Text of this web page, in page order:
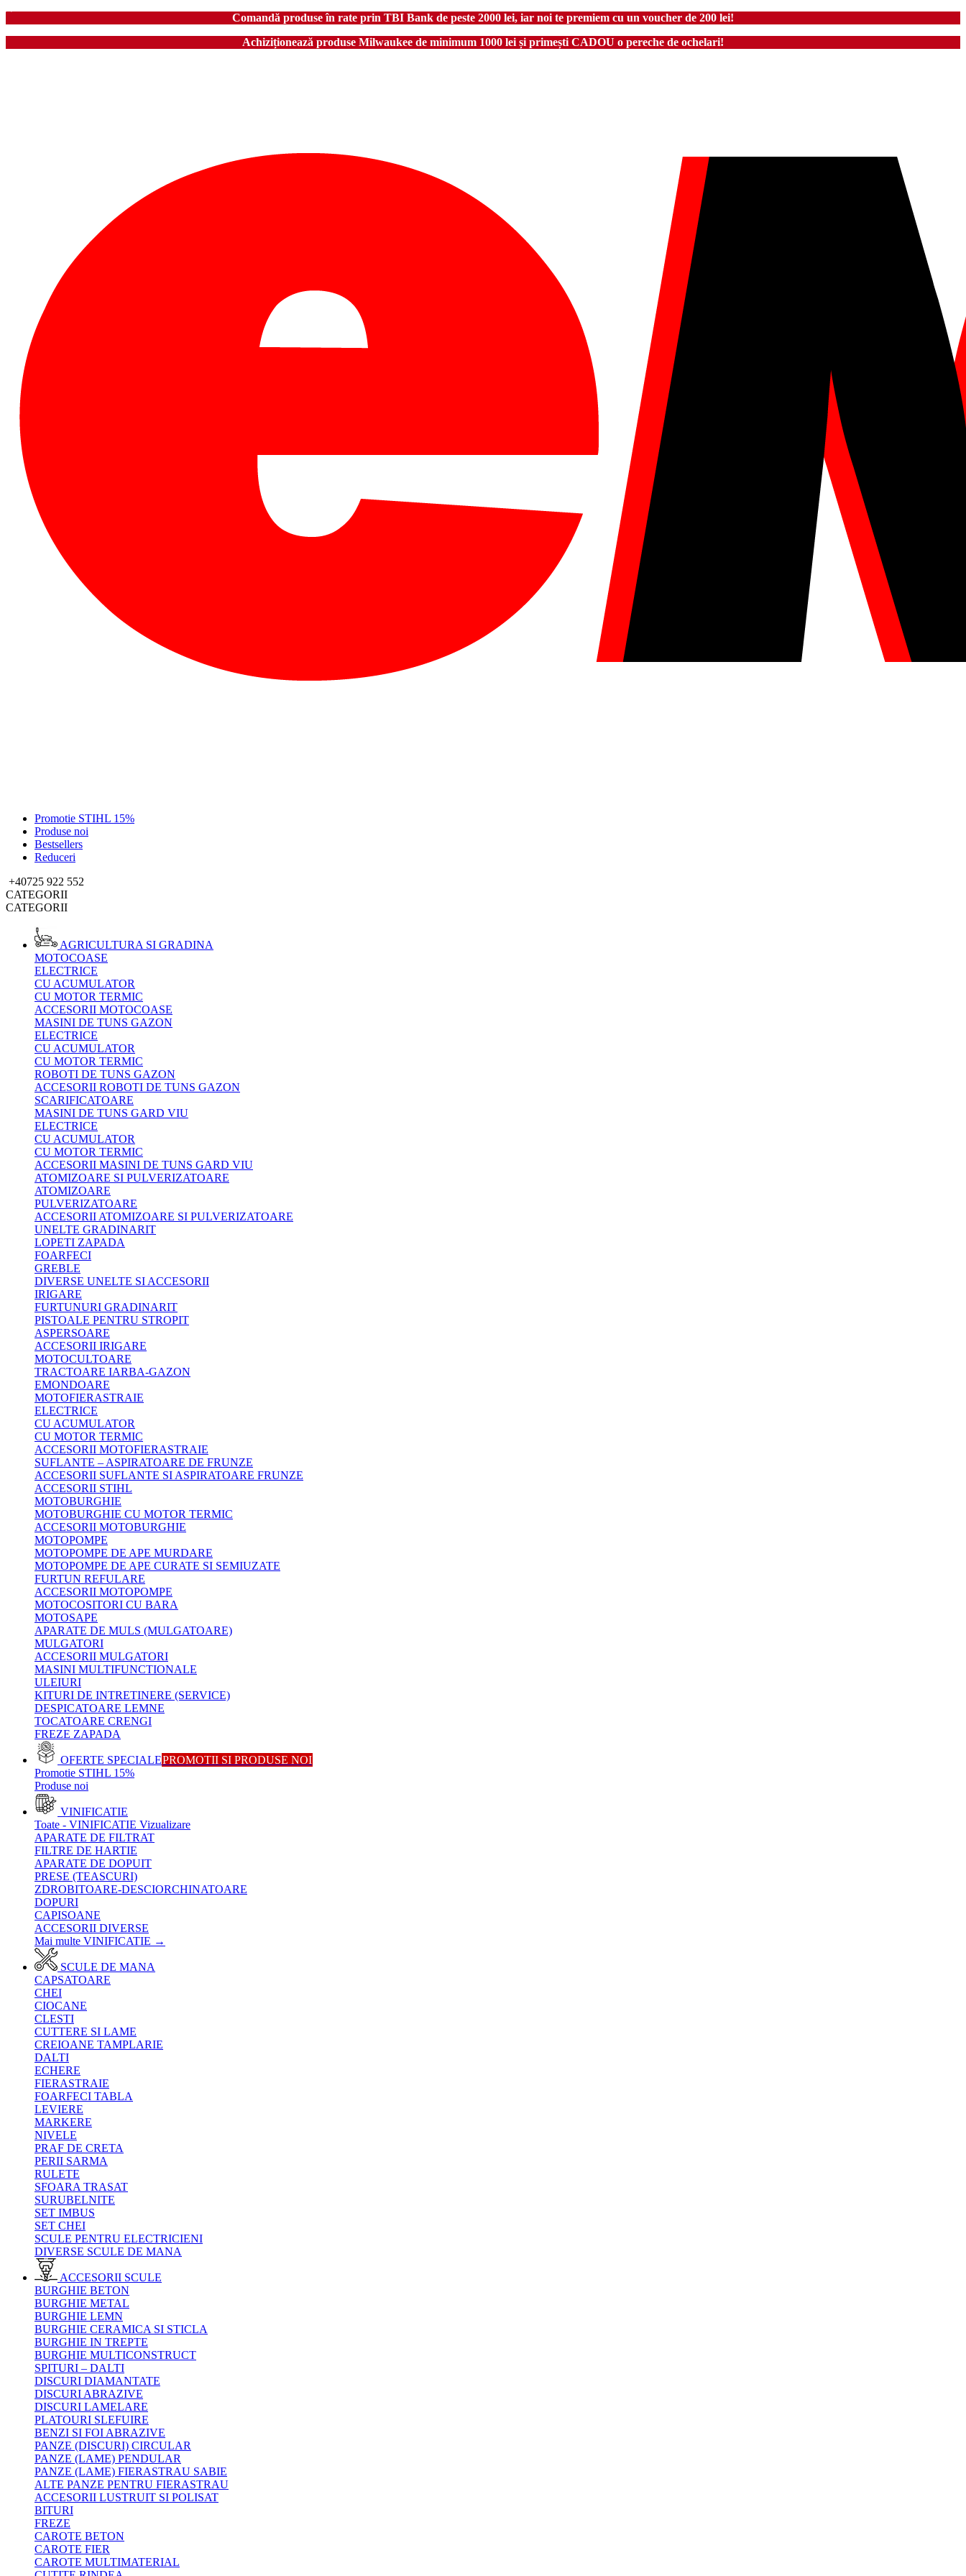
Comandă produse în rate prin TBI Bank de peste 2000 lei, iar noi te premiem cu un voucher de 200 lei!
Achiziționează produse Milwaukee de minimum 1000 lei și primești CADOU o pereche de ochelari!
Promotie STIHL 15%
Produse noi
Bestsellers
Reduceri
+40725 922 552
CATEGORII
CATEGORII
AGRICULTURA SI GRADINA
MOTOCOASE
ELECTRICE
CU ACUMULATOR
CU MOTOR TERMIC
ACCESORII MOTOCOASE
MASINI DE TUNS GAZON
ELECTRICE
CU ACUMULATOR
CU MOTOR TERMIC
ROBOTI DE TUNS GAZON
ACCESORII ROBOTI DE TUNS GAZON
SCARIFICATOARE
MASINI DE TUNS GARD VIU
ELECTRICE
CU ACUMULATOR
CU MOTOR TERMIC
ACCESORII MASINI DE TUNS GARD VIU
ATOMIZOARE SI PULVERIZATOARE
ATOMIZOARE
PULVERIZATOARE
ACCESORII ATOMIZOARE SI PULVERIZATOARE
UNELTE GRADINARIT
LOPETI ZAPADA
FOARFECI
GREBLE
DIVERSE UNELTE SI ACCESORII
IRIGARE
FURTUNURI GRADINARIT
PISTOALE PENTRU STROPIT
ASPERSOARE
ACCESORII IRIGARE
MOTOCULTOARE
TRACTOARE IARBA-GAZON
EMONDOARE
MOTOFIERASTRAIE
ELECTRICE
CU ACUMULATOR
CU MOTOR TERMIC
ACCESORII MOTOFIERASTRAIE
SUFLANTE – ASPIRATOARE DE FRUNZE
ACCESORII SUFLANTE SI ASPIRATOARE FRUNZE
ACCESORII STIHL
MOTOBURGHIE
MOTOBURGHIE CU MOTOR TERMIC
ACCESORII MOTOBURGHIE
MOTOPOMPE
MOTOPOMPE DE APE MURDARE
MOTOPOMPE DE APE CURATE SI SEMIUZATE
FURTUN REFULARE
ACCESORII MOTOPOMPE
MOTOCOSITORI CU BARA
MOTOSAPE
APARATE DE MULS (MULGATOARE)
MULGATORI
ACCESORII MULGATORI
MASINI MULTIFUNCTIONALE
ULEIURI
KITURI DE INTRETINERE (SERVICE)
DESPICATOARE LEMNE
TOCATOARE CRENGI
FREZE ZAPADA
OFERTE SPECIALEPROMOTII SI PRODUSE NOI
Promotie STIHL 15%
Produse noi
VINIFICATIE
Toate - VINIFICATIE Vizualizare
APARATE DE FILTRAT
FILTRE DE HARTIE
APARATE DE DOPUIT
PRESE (TEASCURI)
ZDROBITOARE-DESCIORCHINATOARE
DOPURI
CAPISOANE
ACCESORII DIVERSE
Mai multe VINIFICATIE →
SCULE DE MANA
CAPSATOARE
CHEI
CIOCANE
CLESTI
CUTTERE SI LAME
CREIOANE TAMPLARIE
DALTI
ECHERE
FIERASTRAIE
FOARFECI TABLA
LEVIERE
MARKERE
NIVELE
PRAF DE CRETA
PERII SARMA
RULETE
SFOARA TRASAT
SURUBELNITE
SET IMBUS
SET CHEI
SCULE PENTRU ELECTRICIENI
DIVERSE SCULE DE MANA
ACCESORII SCULE
BURGHIE BETON
BURGHIE METAL
BURGHIE LEMN
BURGHIE CERAMICA SI STICLA
BURGHIE IN TREPTE
BURGHIE MULTICONSTRUCT
SPITURI – DALTI
DISCURI DIAMANTATE
DISCURI ABRAZIVE
DISCURI LAMELARE
PLATOURI SLEFUIRE
BENZI SI FOI ABRAZIVE
PANZE (DISCURI) CIRCULAR
PANZE (LAME) PENDULAR
PANZE (LAME) FIERASTRAU SABIE
ALTE PANZE PENTRU FIERASTRAU
ACCESORII LUSTRUIT SI POLISAT
BITURI
FREZE
CAROTE BETON
CAROTE FIER
CAROTE MULTIMATERIAL